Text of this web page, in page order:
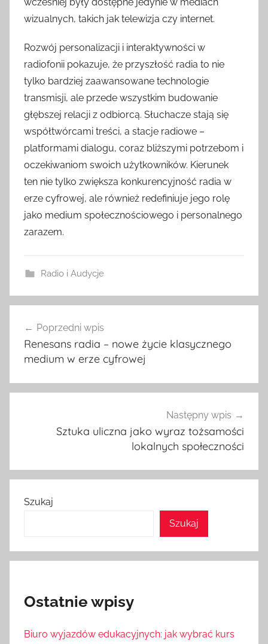
wizualnych, takich jak telewizja czy internet.
Rozwój personalizacji i interaktywności w
radiofonii pokazuje, że przyszłość radia to nie
tylko bardziej zaawansowane technologie
transmisji, ale przede wszystkim budowanie
głębszej relacji z odbiorcą. Słuchacze stają się
współtwórcami treści, a stacje radiowe –
platformami dialogu, coraz bliższymi potrzebom i
oczekiwaniom swoich użytkowników. Kierunek
ten nie tylko zwiększa konkurencyjność radia w
erze cyfrowej, ale również redefiniuje jego rolę
jako medium społecznościowego i personalnego
zarazem.
Radio i Audycje
wpisu
Poprzedni wpis
Renesans radia – nowe życie klasycznego
medium w erze cyfrowej
Następny wpis
Sztuka uliczna jako wyraz tożsamości
lokalnych społeczności
Szukaj
Szukaj
Ostatnie wpisy
Biuro wyjazdów edukacyjnych: jak wybrać kurs